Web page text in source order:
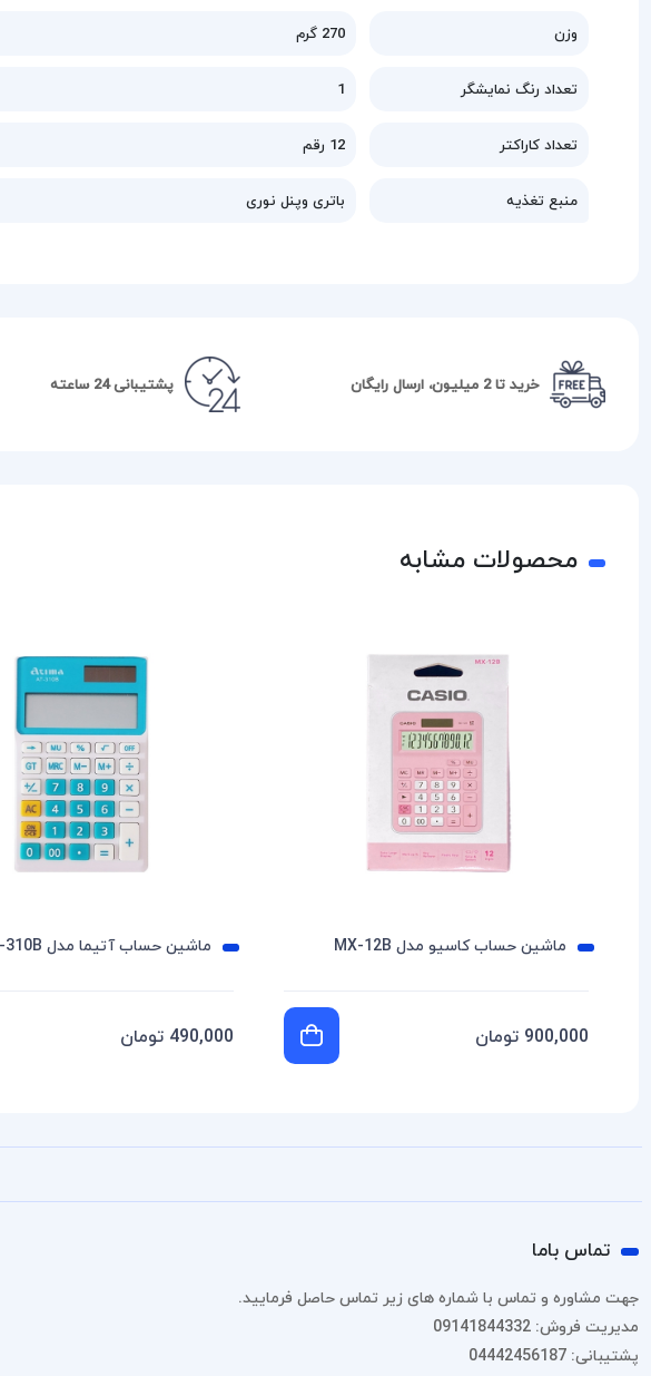
وزن 270 گرم
تعداد رنگ نمایشگر 1
تعداد کاراکتر 12 رقم
منبع تغذیه باتری وپنل نوری
خرید تا 2 میلیون، ارسال رایگان پشتیبانی 24 ساعته
محصولات مشابه
ماشین حساب کاسیو مدل MX-12B
900,000 تومان
ماشین حساب آتیما مدل AT-310B
490,000 تومان
تماس باما
جهت مشاوره و تماس با شماره های زیر تماس حاصل فرمایید.
مدیریت فروش: 09141844332
پشتیبانی: 04442456187